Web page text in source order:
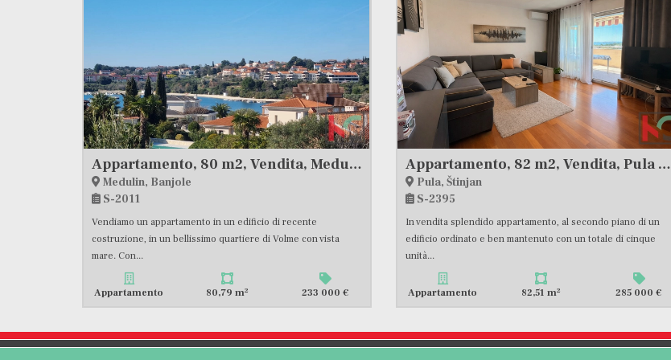
Appartamento, 80 m2, Vendita, Medulin - Banjole
Medulin, Banjole
S-2011
Vendiamo un appartamento in un edificio di recente
costruzione, in un bellissimo quartiere di Volme con vista
mare. Con...
Appartamento 80,79 m2 233 000 €
Appartamento, 82 m2, Vendita, Pula - Štinjan
Pula, Štinjan
S-2395
In vendita splendido appartamento, al secondo piano di un
edificio ordinato e ben mantenuto con un totale di cinque
unità...
Appartamento 82,51 m2 285 000 €